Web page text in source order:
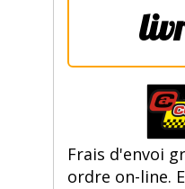
Frais d'envoi
ordre on-line.